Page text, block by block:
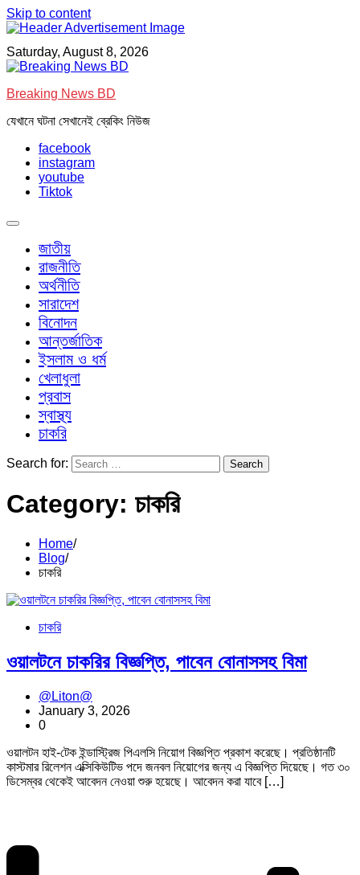
Skip to content
Saturday, August 8, 2026
Breaking News BD
যেখানে ঘটনা সেখানেই ব্রেকিং নিউজ
facebook
instagram
youtube
Tiktok
জাতীয়
রাজনীতি
অর্থনীতি
সারাদেশ
বিনোদন
আন্তর্জাতিক
ইসলাম ও ধর্ম
খেলাধুলা
প্রবাস
স্বাস্থ্য
চাকরি
Search for:
Category: চাকরি
Home
Blog
চাকরি
চাকরি
ওয়ালটনে চাকরির বিজ্ঞপ্তি, পাবেন বোনাসসহ বিমা
@Liton@
January 3, 2026
0
ওয়ালটন হাই-টেক ইন্ডাস্ট্রিজ পিএলসি নিয়োগ বিজ্ঞপ্তি প্রকাশ করেছে। প্রতিষ্ঠানটি
কাস্টমার রিলেশন এক্সিকিউটিভ পদে জনবল নিয়োগের জন্য এ বিজ্ঞপ্তি দিয়েছে। গত ৩০
ডিসেম্বর থেকেই আবেদন নেওয়া শুরু হয়েছে। আবেদন করা যাবে […]